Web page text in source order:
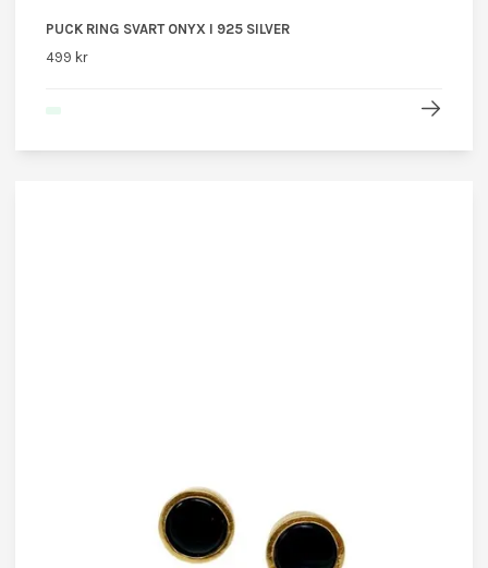
PUCK RING SVART ONYX I 925 SILVER
499 kr